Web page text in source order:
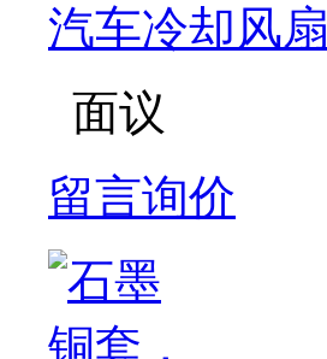
汽车冷却风扇
面议
留言询价